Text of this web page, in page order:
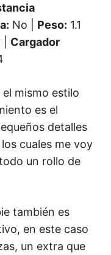
No | Peso: 1.1
Cargador
el mismo estilo
es el
detalles
cuales me voy
un rollo de
también es
en este caso
un extra que